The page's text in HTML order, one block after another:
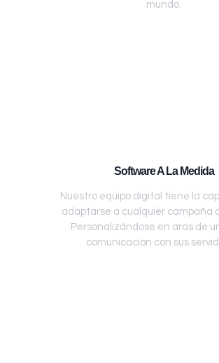
mundo.
Software A La Medida
Nuestro equipo digital tiene la
adaptarse a cualquier campaña
Personalizándose en aras de
comunicación con sus